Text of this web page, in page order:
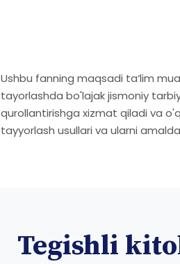
Ushbu fanning maqsadi ta‘lim
tayorlashda bo'lajak jismoniy
qurollantirishga xizmat qiladi va
tayyorlash usullari va ularni
Tegishli